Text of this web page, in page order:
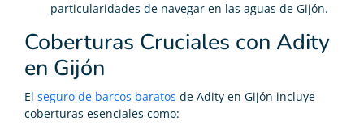
particularidades de navegar en las aguas de Gijón.
Coberturas Cruciales con Adity
en Gijón
El seguro de barcos baratos de Adity en Gijón incluye
coberturas esenciales como: